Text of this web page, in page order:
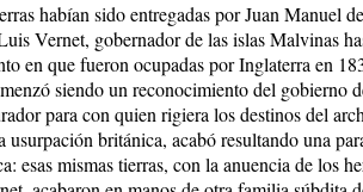
habían sido entregadas por Juan Manuel
Vernet, gobernador de las islas Malvinas
en que fueron ocupadas por Inglaterra en
siendo un reconocimiento del gobierno
para con quien rigiera los destinos del
usurpación británica, acabó resultando una
esas mismas tierras, con la anuencia de los